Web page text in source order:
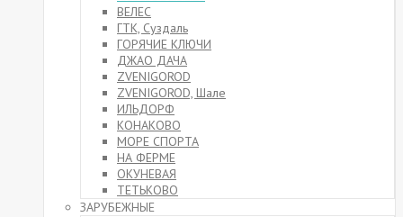
ВЕЛЕС
ГТК, Суздаль
ГОРЯЧИЕ КЛЮЧИ
ДЖАО ДАЧА
ZVENIGOROD
ZVENIGOROD, Шале
ИЛЬДОРФ
КОНАКОВО
МОРЕ СПОРТА
НА ФЕРМЕ
ОКУНЕВАЯ
ТЕТЬКОВО
ЗАРУБЕЖНЫЕ